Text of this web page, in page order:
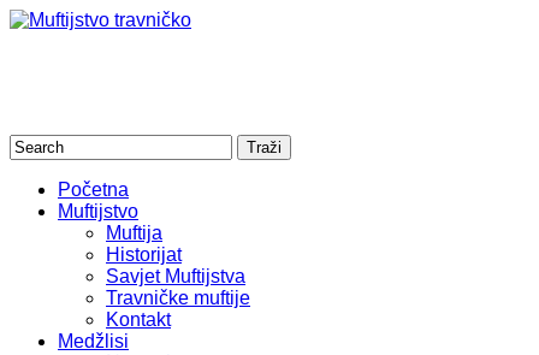
Početna
Muftijstvo
Muftija
Historijat
Savjet Muftijstva
Travničke muftije
Kontakt
Medžlisi